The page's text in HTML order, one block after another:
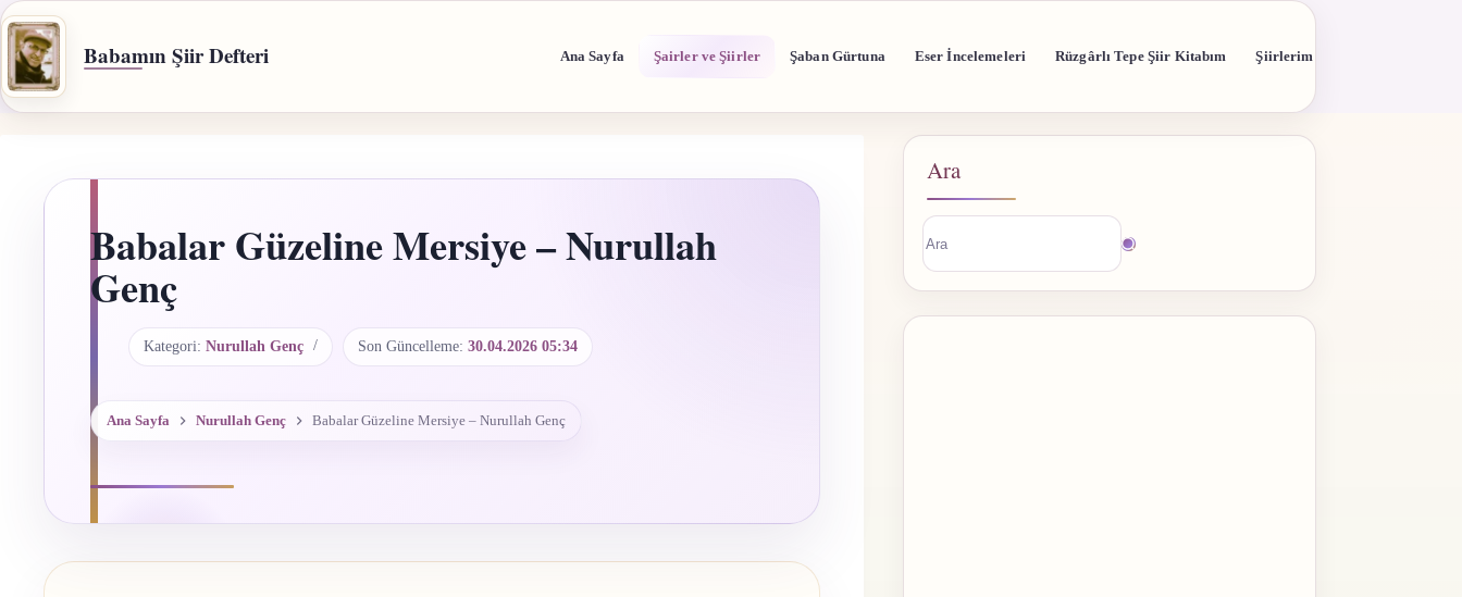
İçeriğe
geç
Babamın Şiir Defteri Ana Sayfa Şairler ve Şiirler Şaban Gürtuna Eser İncelemeleri Rüzgârlı Tepe Şiir Kitabım Şiirlerim
Babalar Güzeline Mersiye – Nurullah
Genç
Kategori: Nurullah Genç Son Güncelleme: 30.04.2026 05:34
Ana Sayfa Nurullah Genç Babalar Güzeline Mersiye – Nurullah Genç
Ara